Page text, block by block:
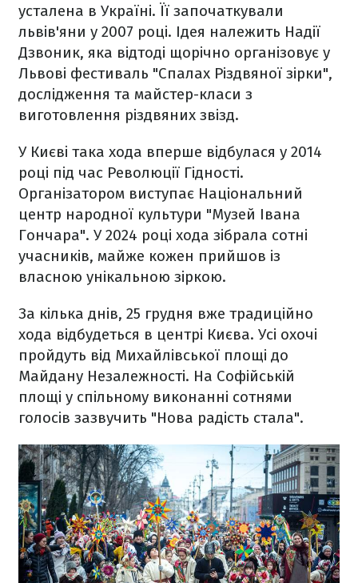
усталена в Україні. Її започаткували
львів'яни у 2007 році. Ідея належить Надії
Дзвоник, яка відтоді щорічно організовує у
Львові фестиваль "Спалах Різдвяної зірки",
дослідження та майстер-класи з
виготовлення різдвяних звізд.
У Києві така хода вперше відбулася у 2014
році під час Революції Гідності.
Організатором виступає Національний
центр народної культури "Музей Івана
Гончара". У 2024 році хода зібрала сотні
учасників, майже кожен прийшов із
власною унікальною зіркою.
За кілька днів, 25 грудня вже традиційно
хода відбудеться в центрі Києва. Усі охочі
пройдуть від Михайлівської площі до
Майдану Незалежності. На Софійській
площі у спільному виконанні сотнями
голосів зазвучить "Нова радість стала".